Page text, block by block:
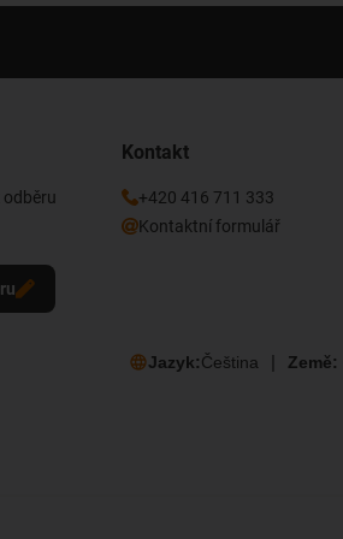
Kontakt
+420 416 711 333
Kontaktní formulář
Jazyk:Čeština Země: